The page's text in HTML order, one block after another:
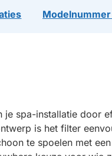
je spa-installatie door
is het filter
te spoelen met